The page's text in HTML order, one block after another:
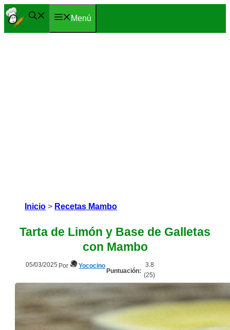
Saltar
al
Menú
Inicio > Recetas Mambo
Tarta de Limón y Base de Galletas
con Mambo
05/03/2025 Por Yococino
Puntuación:
3.8
(25)